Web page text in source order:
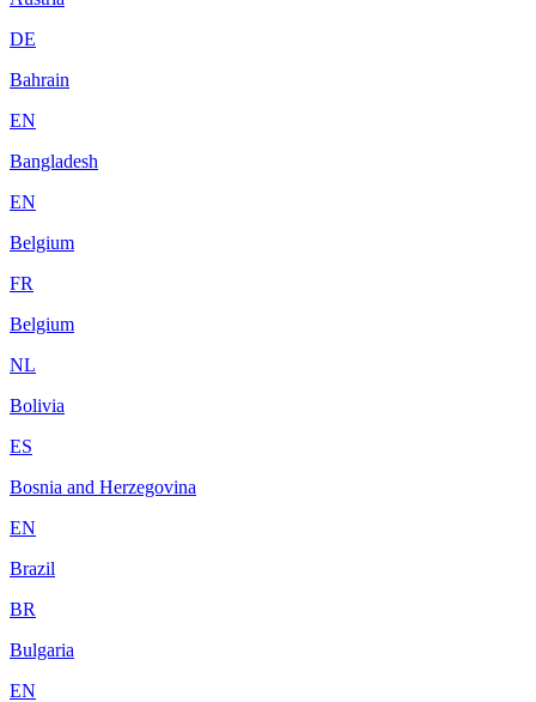
DE
Bahrain
EN
Bangladesh
EN
Belgium
FR
Belgium
NL
Bolivia
ES
Bosnia and Herzegovina
EN
Brazil
BR
Bulgaria
EN